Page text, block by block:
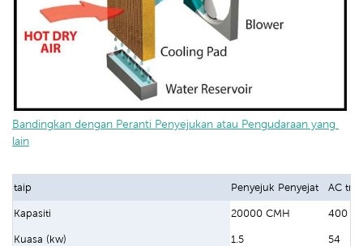
Bandingkan dengan Peranti Penyejukan atau Pengudaraan yang
lain
taip Penyejuk Penyejat AC
Kapasiti 20000 CMH 400
Kuasa (kw) 1.5 54